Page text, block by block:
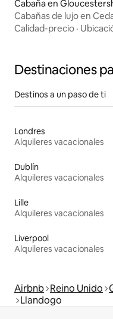
Cabaña en
Cabañas de lujo en
Calidad-precio ·
Destinaciones
Destinos a un paso de ti
Londres
Alquileres vacacionales
Dublín
Alquileres vacacionales
Lille
Alquileres vacacionales
Liverpool
Alquileres vacacionales
Airbnb Reino Unido
Llandogo